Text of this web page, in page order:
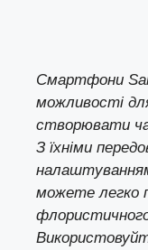
Смартфони
можливості
створювати
З їхніми
можете легко